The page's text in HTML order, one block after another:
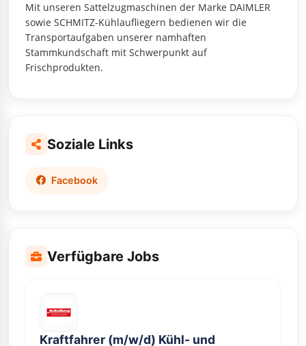
Mit unseren Sattelzugmaschinen der Marke DAIMLER
sowie SCHMITZ-Kühlaufliegern bedienen wir die
Transportaufgaben unserer namhaften
Stammkundschaft mit Schwerpunkt auf
Frischprodukten.
Soziale Links
Facebook
Verfügbare Jobs
Kraftfahrer (m/w/d) Kühl- und